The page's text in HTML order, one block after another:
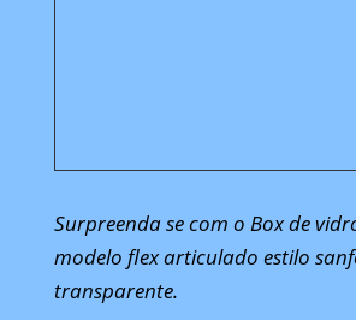
Surpreenda se com o Box de
modelo flex articulado estilo
transparente.